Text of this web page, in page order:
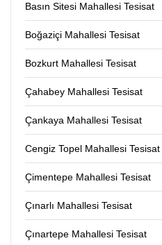
Basın Sitesi Mahallesi Tesisat
Boğaziçi Mahallesi Tesisat
Bozkurt Mahallesi Tesisat
Çahabey Mahallesi Tesisat
Çankaya Mahallesi Tesisat
Cengiz Topel Mahallesi Tesisat
Çimentepe Mahallesi Tesisat
Çınarlı Mahallesi Tesisat
Çınartepe Mahallesi Tesisat